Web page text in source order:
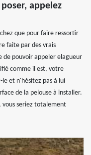
appelez
que pour faire ressortir
faite par des vrais
de pouvoir appeler elagueur
comme il est, votre
et n'hésitez pas à lui
de la pelouse à installer.
vous seriez totalement